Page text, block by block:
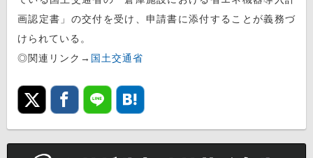
画認定書」の交付を受け、申請書に添付することが義務づ
けられている。
◎関連リンク→ 国土交通省